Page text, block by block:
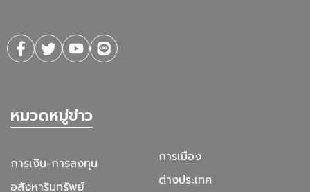
หมวดหมู่ข่าว
การเงิน-การลงทุน
อสังหาริมทรัพย์
การเมือง
ต่างประเทศ